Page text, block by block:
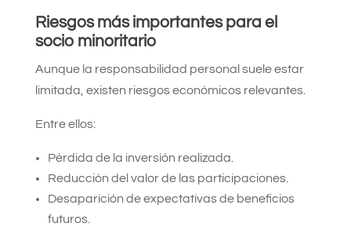
Riesgos más importantes para el
socio minoritario
Aunque la responsabilidad personal suele estar
limitada, existen riesgos económicos relevantes.
Entre ellos:
Pérdida de la inversión realizada.
Reducción del valor de las participaciones.
Desaparición de expectativas de beneficios
futuros.